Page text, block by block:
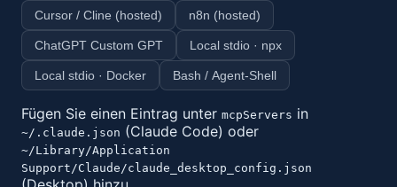
Cursor / Cline (hosted) n8n (hosted)
ChatGPT Custom GPT Local stdio · npx
Local stdio · Docker Bash / Agent-Shell
Fügen Sie einen Eintrag unter mcpServers in
~/.claude.json (Claude Code) oder
~/Library/Application
Support/Claude/claude_desktop_config.json